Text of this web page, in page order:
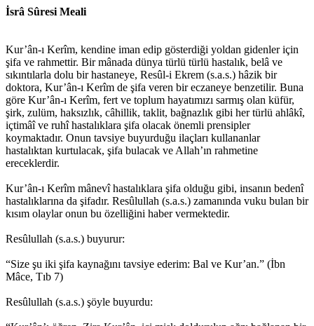
İsrâ Sûresi Meali
Kur’ân-ı Kerîm, kendine iman edip gösterdiği yoldan gidenler için
şifa ve rahmettir. Bir mânada dünya türlü türlü hastalık, belâ ve
sıkıntılarla dolu bir hastaneye, Resûl-i Ekrem (s.a.s.) hâzik bir
doktora, Kur’ân-ı Kerîm de şifa veren bir eczaneye benzetilir. Buna
göre Kur’ân-ı Kerîm, fert ve toplum hayatımızı sarmış olan küfür,
şirk, zulüm, haksızlık, câhillik, taklit, bağnazlık gibi her türlü ahlâkî,
içtimâî ve ruhî hastalıklara şifa olacak önemli prensipler
koymaktadır. Onun tavsiye buyurduğu ilaçları kullananlar
hastalıktan kurtulacak, şifa bulacak ve Allah’ın rahmetine
ereceklerdir.
Kur’ân-ı Kerîm mânevî hastalıklara şifa olduğu gibi, insanın bedenî
hastalıklarına da şifadır. Resûlullah (s.a.s.) zamanında vuku bulan bir
kısım olaylar onun bu özelliğini haber vermektedir.
Resûlullah (s.a.s.) buyurur:
“Size şu iki şifa kaynağını tavsiye ederim: Bal ve Kur’an.” (İbn
Mâce, Tıb 7)
Resûlullah (s.a.s.) şöyle buyurdu: